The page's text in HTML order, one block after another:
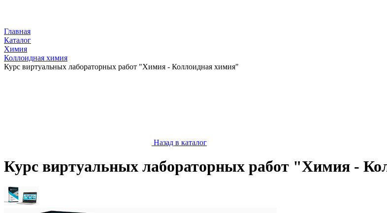
Главная
Каталог
Химия
Коллоидная химия
Курс виртуальных лабораторных работ "Химия - Коллоидная химия"
Назад в каталог
Курс виртуальных лабораторных работ "Химия -